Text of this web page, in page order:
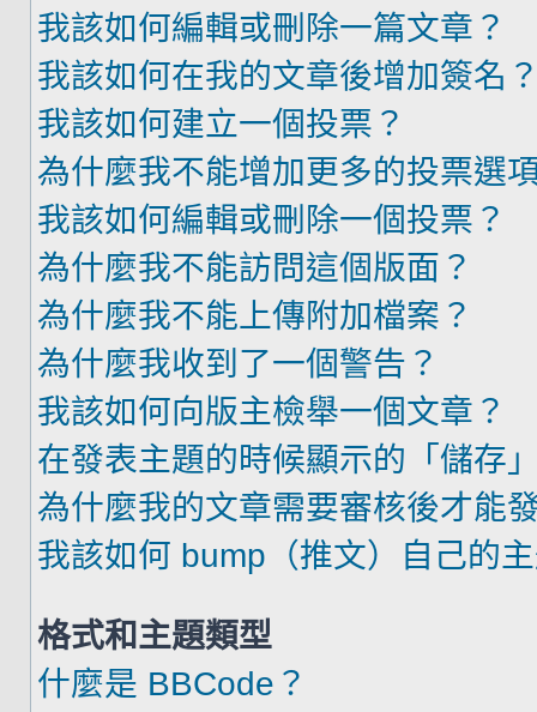
我該如何編輯或刪除一篇文章？
我該如何在我的文章後增加簽名
我該如何建立一個投票？
為什麼我不能增加更多的投票選
我該如何編輯或刪除一個投票？
為什麼我不能訪問這個版面？
為什麼我不能上傳附加檔案？
為什麼我收到了一個警告？
我該如何向版主檢舉一個文章？
在發表主題的時候顯示的「儲存
為什麼我的文章需要審核後才能
我該如何 bump（推文）自己的
格式和主題類型
什麼是 BBCode？